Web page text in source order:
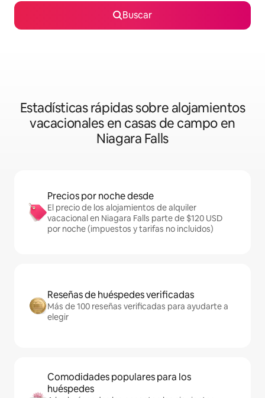
Buscar
Estadísticas rápidas sobre alojamientos
vacacionales en casas de campo en
Niagara Falls
Precios por noche desde
El precio de los alojamientos de alquiler
vacacional en Niagara Falls parte de $120 USD
por noche (impuestos y tarifas no incluidos)
Reseñas de huéspedes verificadas
Más de 100 reseñas verificadas para ayudarte a
elegir
Comodidades populares para los
huéspedes